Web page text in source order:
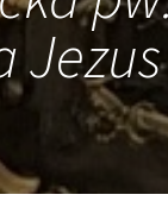
Jezus